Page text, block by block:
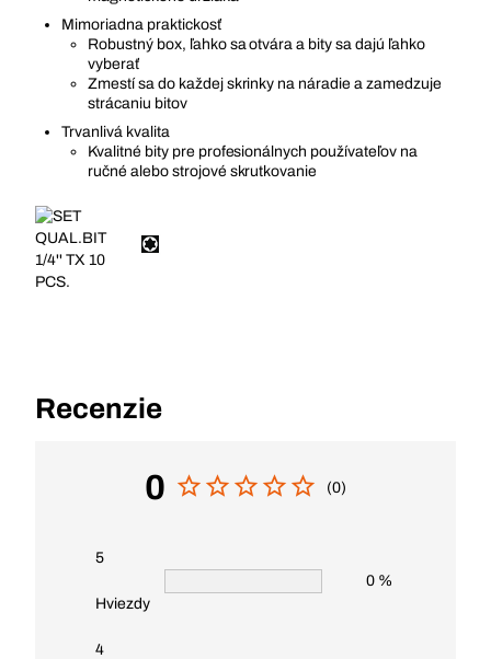
Mimoriadna praktickosť
Robustný box, ľahko sa otvára a bity sa dajú ľahko
vyberať
Zmestí sa do každej skrinky na náradie a zamedzuje
strácaniu bitov
Trvanlivá kvalita
Kvalitné bity pre profesionálnych používateľov na
ručné alebo strojové skrutkovanie
Recenzie
0 (0)
5
Hviezdy
0 %
4